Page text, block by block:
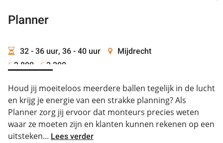
Planner
32 - 36 uur, 36 - 40 uur Mijdrecht
€ 2.800 - € 3.200
Houd jij moeiteloos meerdere ballen tegelijk in de lucht
en krijg je energie van een strakke planning? Als
Planner zorg jij ervoor dat monteurs precies weten
waar ze moeten zijn en klanten kunnen rekenen op een
uitsteken... Lees verder